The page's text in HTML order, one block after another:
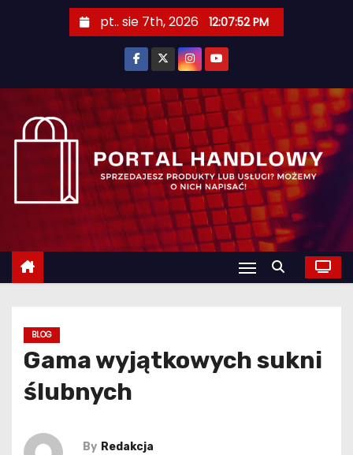
n
pt.. sie 7th, 2026 12:07:53 PM
BLOG
Gama wyjątkowych sukni
ślubnych
By Redakcja